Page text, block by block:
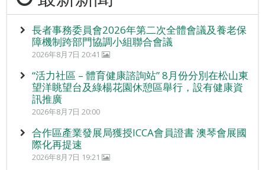
長者事務委員會2026年第二次全體會議及養老保
障機制跨部門協調小組聯合會議
2026年8月7日 20:41
“活力社區 – 體育健康諮詢站” 8月份分別在松山東
望洋眺望台及綠楊花園休憩區舉行，設有健康資
訊推廣
2026年8月7日 20:00
合作區產業發展局獲授ICCA會員證書 澳琴會展國
際化再提速
2026年8月7日 19:21